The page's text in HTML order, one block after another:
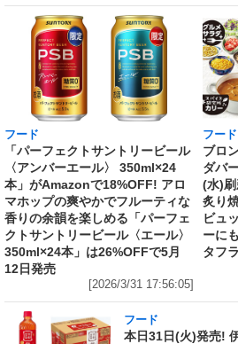
フード
「パーフェクトサントリービール
〈アンバーエール〉 350ml×24
本」がAmazonで18%OFF! アロ
マホップの爽やかでフルーティな
香りの余韻を楽しめる「パーフェ
クトサントリービール〈エール〉
350ml×24本」は26%OFFで5月
12日発売
[2026/3/31 17:56:05]
フード
ブロ
ダバ
(水)
炙り
ビュ
ーに
タフ
フード
本日31日(火)発売!